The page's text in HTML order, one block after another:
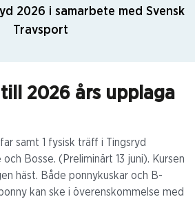
2026 i samarbete med Svensk
Travsport
2026 års upplaga
samt 1 fysisk träff i Tingsryd
Bosse. (Preliminärt 13 juni). Kursen
häst. Både ponnykuskar och B-
kan ske i överenskommelse med